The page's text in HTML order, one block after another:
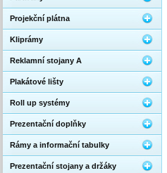
Projekční plátna
Kliprámy
Reklamní stojany A
Plakátové lišty
Roll up systémy
Prezentační doplňky
Rámy a informační tabulky
Prezentační stojany a držáky